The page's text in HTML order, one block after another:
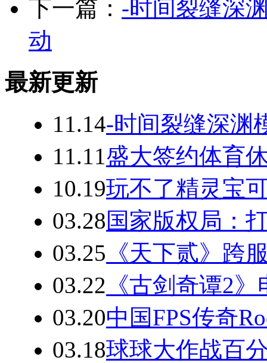
下一篇： -时间裂缝深
动
最新更新
11.14-时间裂缝深渊
11.11盛大签约体育
10.19玩不了精灵宝
03.28国家版权局：
03.25 《天下贰》跨
03.22 《古剑奇谭2
03.20中国FPS传奇
03.18球球大作战百